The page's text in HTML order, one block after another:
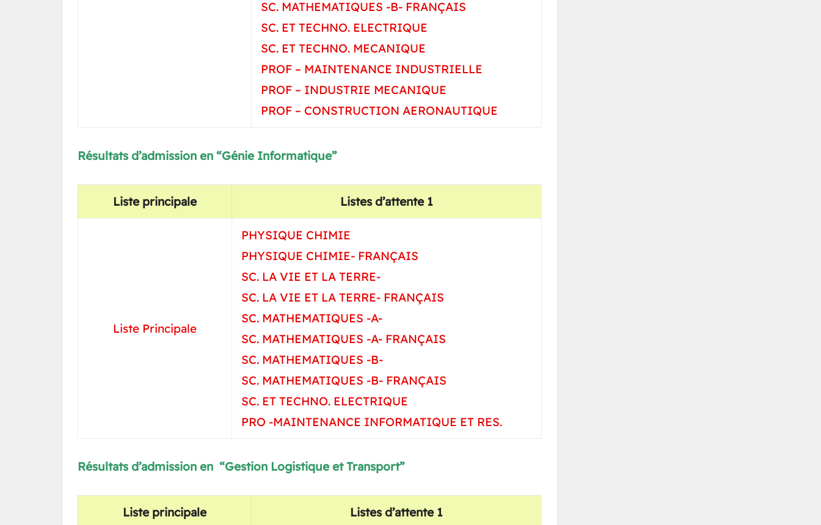
SC. MATHEMATIQUES -B- FRANÇAIS
SC. ET TECHNO. ELECTRIQUE
SC. ET TECHNO. MECANIQUE
PROF – MAINTENANCE INDUSTRIELLE
PROF – INDUSTRIE MECANIQUE
PROF – CONSTRUCTION AERONAUTIQUE
Résultats d’admission en “Génie Informatique”
Liste principale Listes d’attente 1
Liste Principale
PHYSIQUE CHIMIE
PHYSIQUE CHIMIE- FRANÇAIS
SC. LA VIE ET LA TERRE-
SC. LA VIE ET LA TERRE- FRANÇAIS
SC. MATHEMATIQUES -A-
SC. MATHEMATIQUES -A- FRANÇAIS
SC. MATHEMATIQUES -B-
SC. MATHEMATIQUES -B- FRANÇAIS
SC. ET TECHNO. ELECTRIQUE
PRO -MAINTENANCE INFORMATIQUE ET RES.
Résultats d’admission en “Gestion Logistique et Transport”
Liste principale Listes d’attente 1